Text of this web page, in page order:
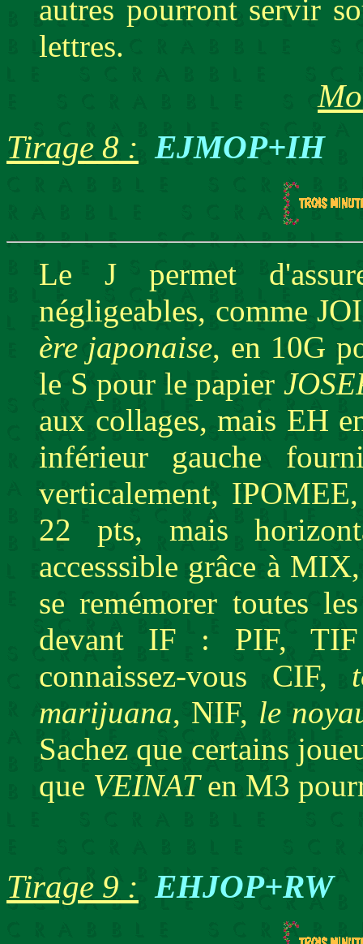
autres pourront servir
lettres.
Tirage 8 : EJMOP+IH
Le J permet
négligeables, comme
ère japonaise, en 10G
le S pour le papier
aux collages, mais EH
inférieur gauche
verticalement,
22 pts, mais
accesssible grâce à
se remémorer toutes
devant IF : PIF,
connaissez-vous CIF,
marijuana, NIF, le
Sachez que certains
que VEINATen M3
Tirage 9 : EHJOP+RW